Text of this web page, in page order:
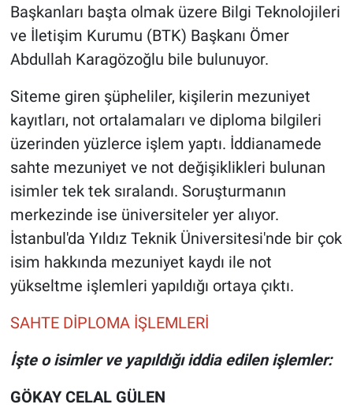
Başkanları başta olmak üzere Bilgi Teknolojileri
ve İletişim Kurumu (BTK) Başkanı Ömer
Abdullah Karagözoğlu bile bulunuyor.
Siteme giren şüpheliler, kişilerin mezuniyet
kayıtları, not ortalamaları ve diploma bilgileri
üzerinden yüzlerce işlem yaptı. İddianamede
sahte mezuniyet ve not değişiklikleri bulunan
isimler tek tek sıralandı. Soruşturmanın
merkezinde ise üniversiteler yer alıyor.
İstanbul'da Yıldız Teknik Üniversitesi'nde bir çok
isim hakkında mezuniyet kaydı ile not
yükseltme işlemleri yapıldığı ortaya çıktı.
SAHTE DİPLOMA İŞLEMLERİ
İşte o isimler ve yapıldığı iddia edilen işlemler:
GÖKAY CELAL GÜLEN
Koronavirüs
Kültür Sanat
Ne demişti
Nedir
Popüler
Programlar
Sağlık
Spor
Teknoloji
Türkiye'nin Geleceği